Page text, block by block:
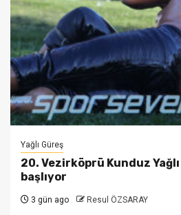
Yağlı Güreş
20. Vezirköprü Kunduz
başlıyor
3 gün ago Resul ÖZSARAY